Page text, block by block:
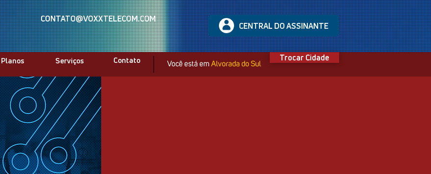
CONTATO@VOXXTELECOM.COM
Fale com nossa equipe
CENTRAL DO ASSINANTE
Planos Serviços Contato Você está em Alvorada do Sul
Trocar Cidade